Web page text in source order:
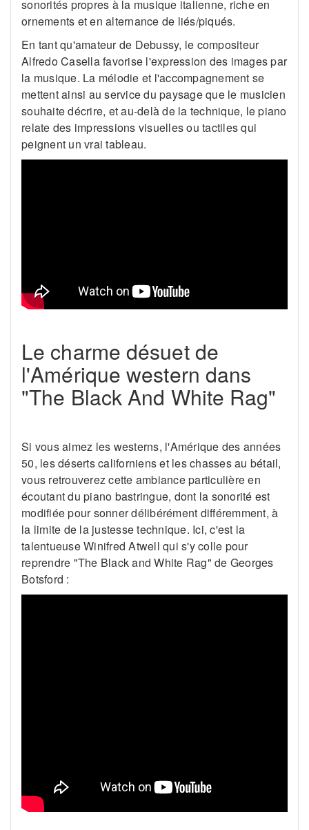
sonorités propres à la musique italienne, riche en
ornements et en alternance de liés/piqués.
En tant qu'amateur de Debussy, le compositeur
Alfredo Casella favorise l'expression des images par
la musique. La mélodie et l'accompagnement se
mettent ainsi au service du paysage que le musicien
souhaite décrire, et au-delà de la technique, le piano
relate des impressions visuelles ou tactiles qui
peignent un vrai tableau.
Le charme désuet de
l'Amérique western dans
"The Black And White Rag"
Si vous aimez les westerns, l'Amérique des années
50, les déserts californiens et les chasses au bétail,
vous retrouverez cette ambiance particulière en
écoutant du piano bastringue, dont la sonorité est
modifiée pour sonner délibérément différemment, à
la limite de la justesse technique. Ici, c'est la
talentueuse Winifred Atwell qui s'y colle pour
reprendre "The Black and White Rag" de Georges
Botsford :